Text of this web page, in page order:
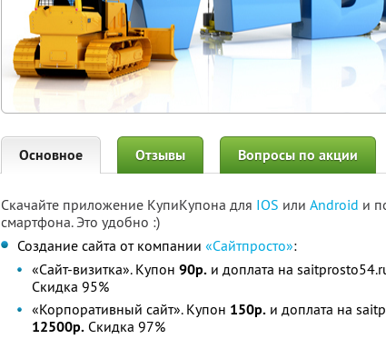
Основное Отзывы Вопросы по акции
Скачайте приложение КупиКупона для IOS или Android и
смартфона. Это удобно :)
Создание сайта от компании «Сайтпросто»:
«Сайт-визитка». Купон 90р. и доплата на
Скидка 95%
«Корпоративный сайт». Купон 150р. и доплата на
12500р. Скидка 97%